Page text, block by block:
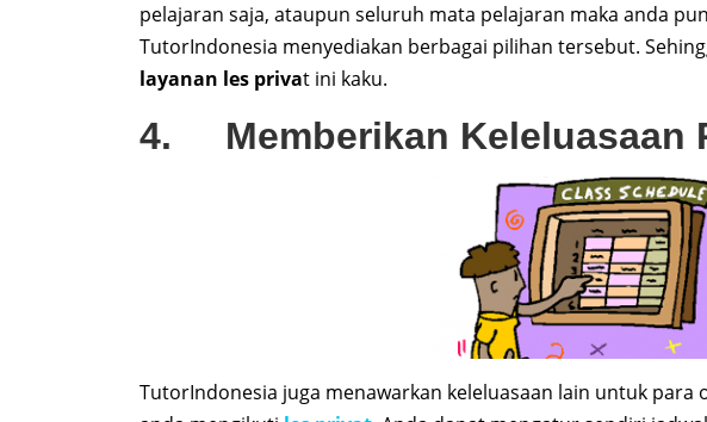
pelajaran saja, ataupun seluruh mata pelajaran maka anda
TutorIndonesia menyediakan berbagai pilihan tersebut.
layanan les privat ini kaku.
4. Memberikan Keleluasaan
TutorIndonesia juga menawarkan keleluasaan lain untuk